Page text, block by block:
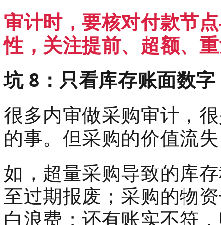
审计时，要核对付款节
性，关注提前、超额、
坑 8：只看库存账面数
很多内审做采购审计，
的事。但采购的价值流
如，超量采购导致的库
至过期报废；采购的物
白浪费；还有账实不符